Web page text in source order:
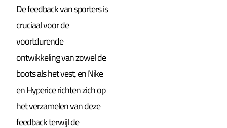
De feedback van sporters is
cruciaal voor de
voortdurende
ontwikkeling van zowel de
boots als het vest, en Nike
en Hyperice richten zich op
het verzamelen van deze
feedback terwijl de